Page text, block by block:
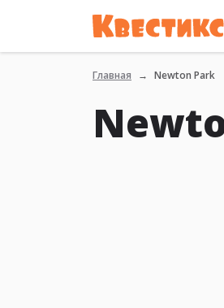
Главная Newton Park